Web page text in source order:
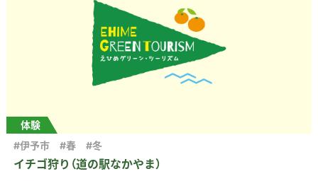
体験
イチゴ狩り（道の駅なかやま）
#伊予市 #春 #冬